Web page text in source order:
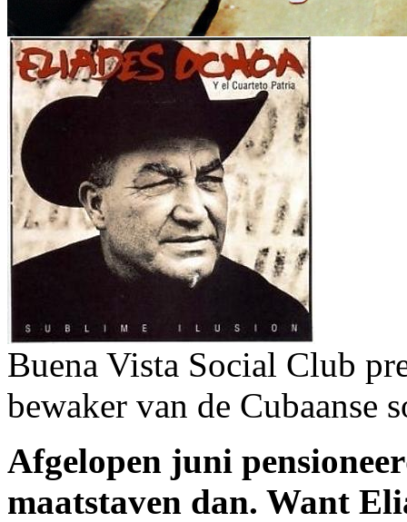
Buena Vista Social Club
bewaker van de Cubaanse
Afgelopen juni
maatstaven dan. Want